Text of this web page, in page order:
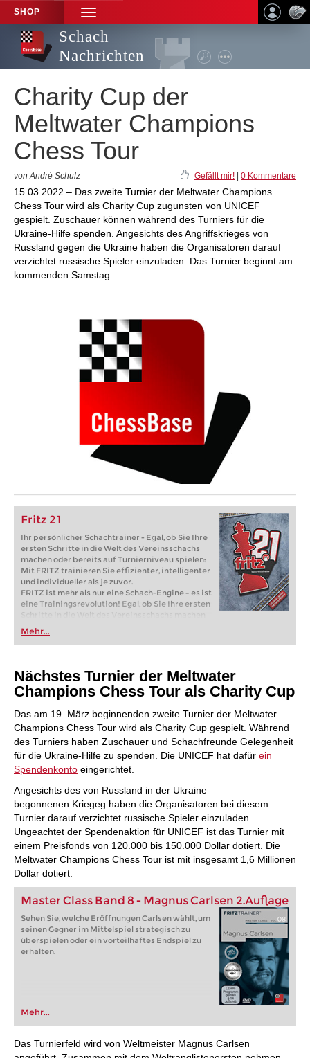
SHOP
TOGGLE
NAVIGATION
Schach
Nachrichten
Charity Cup der
Meltwater Champions
Chess Tour
von André Schulz Gefällt mir! 0 Kommentare
15.03.2022 – Das zweite Turnier der Meltwater Champions
Chess Tour wird als Charity Cup zugunsten von UNICEF
gespielt. Zuschauer können während des Turniers für die
Ukraine-Hilfe spenden. Angesichts des Angriffskrieges von
Russland gegen die Ukraine haben die Organisatoren darauf
verzichtet russische Spieler einzuladen. Das Turnier beginnt am
kommenden Samstag.
Fritz 21
Ihr persönlicher Schachtrainer - Egal, ob Sie Ihre
ersten Schritte in die Welt des Vereinsschachs
machen oder bereits auf Turnierniveau spielen:
Mit FRITZ trainieren Sie effizienter, intelligenter
und individueller als je zuvor.
FRITZ ist mehr als nur eine Schach-Engine – es ist
eine Trainingsrevolution! Egal, ob Sie Ihre ersten
Schritte in die Welt des Vereinsschachs machen
oder bereits auf Turnierniveau spielen: Mit
FRITZ trainieren Sie effizienter, intelligenter und
individueller als je zuvor.
Mehr...
Nächstes Turnier der Meltwater
Champions Chess Tour als Charity Cup
Das am 19. März beginnenden zweite Turnier der Meltwater
Champions Chess Tour wird als Charity Cup gespielt. Während
des Turniers haben Zuschauer und Schachfreunde Gelegenheit
für die Ukraine-Hilfe zu spenden. Die UNICEF hat dafür ein
Spendenkonto eingerichtet.
Angesichts des von Russland in der Ukraine
begonnenen Kriegeg haben die Organisatoren bei diesem
Turnier darauf verzichtet russische Spieler einzuladen.
Ungeachtet der Spendenaktion für UNICEF ist das Turnier mit
einem Preisfonds von 120.000 bis 150.000 Dollar dotiert. Die
Meltwater Champions Chess Tour ist mit insgesamt 1,6 Millionen
Dollar dotiert.
Master Class Band 8 - Magnus Carlsen 2.Auflage
Sehen Sie, welche Eröffnungen Carlsen wählt, um
seinen Gegner im Mittelspiel strategisch zu
überspielen oder ein vorteilhaftes Endspiel zu
erhalten.
Mehr...
Das Turnierfeld wird von Weltmeister Magnus Carlsen